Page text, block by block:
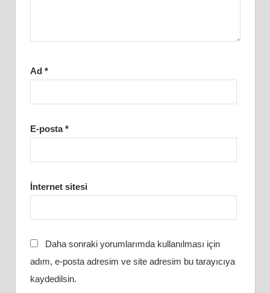
Ad *
E-posta*
İnternet sitesi
Daha sonraki yorumlarımda kullanılması için
adım, e-posta adresim ve site adresim bu tarayıcıya
kaydedilsin.